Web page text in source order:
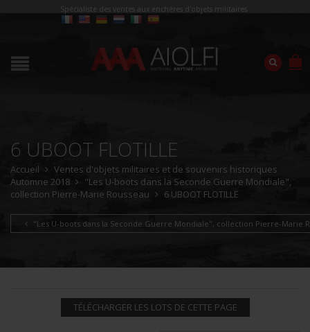
Spécialiste des ventes aux enchères d'objets militaires
6 UBOOT FLOTILLE
Accueil
Ventes d'objets militaires et de souvenirs historiques
Automne 2018
"Les U-boots dans la Seconde Guerre Mondiale",
collection Pierre-Marie Rousseau
6 UBOOT FLOTILLE
"Les U-boots dans la Seconde Guerre Mondiale", collection Pierre-Marie
TÉLÉCHARGER LES LOTS DE CETTE PAGE